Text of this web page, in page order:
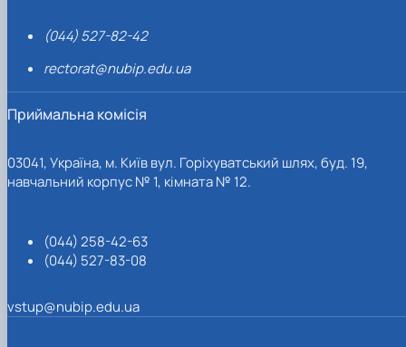
(044) 527-82-42
rectorat@nubip.edu.ua
Приймальна комісія
03041, Україна, м. Київ вул. Горіхуватський шлях, буд. 19,
навчальний корпус № 1, кімната № 12.
(044) 258-42-63
(044) 527-83-08
vstup@nubip.edu.ua